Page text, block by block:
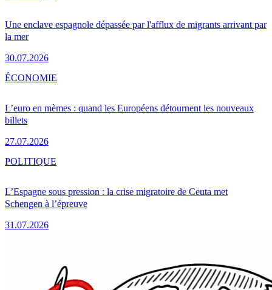
Une enclave espagnole dépassée par l'afflux de migrants arrivant par
la mer
30.07.2026
L’euro en mèmes : quand les Européens détournent les nouveaux
billets
27.07.2026
ÉCONOMIE
L’Espagne sous pression : la crise migratoire de Ceuta met
Schengen à l’épreuve
31.07.2026
POLITIQUE